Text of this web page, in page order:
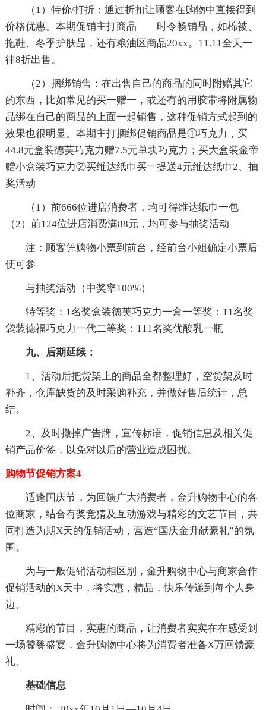
（1）特价/打折：通过折扣让顾客在购物中直接得到
价格优惠。本期促销主打商品——时令畅销品，如棉被、
拖鞋、冬季护肤品，还有粮油区商品20xx。11.11全天一
律8折出售。
（2）捆绑销售：在出售自己的商品的同时附赠其它
的东西，比如常见的买一赠一，或还有的用胶带将附属物
品绑在自己的商品的上面一起销售，这种促销方式起到的
效果也很明显。本期主打捆绑促销商品是①巧克力，买
44.8元盒装德芙巧克力赠7.5元单块巧克力；买大盒装金帝
赠小盒装巧克力②买维达纸巾买一提送4元维达纸巾2、抽
奖活动
（1）前666位进店消费者，均可得维达纸巾一包
（2）前124位进店消费满88元，均可参与抽奖活动
注：顾客凭购物小票到前台，经前台小姐确定小票后
便可参
与抽奖活动（中奖率100%）
特等奖：1名奖盒装德芙巧克力一盒一等奖：11名奖
袋装德福巧克力一代二等奖：111名奖优酸乳一瓶
九、后期延续：
1、活动后把货架上的商品全都整理好，空货架及时
补齐，仓库缺货的及时采购补充，并做好售后统计，总
结。
2、及时撤掉广告牌，宣传标语，促销信息及相关促
销产品价签，以免对以后的营业造成困扰。
购物节促销方案4
适逢国庆节，为回馈广大消费者，金升购物中心的各
位商家，结合有奖竞猜及互动游戏与精彩的文艺节目，共
同打造为期X天的促销活动，营造“国庆金升献豪礼”的氛
围。
为与一般促销活动相区别，金升购物中心与商家合作
促销活动的X天中，将实惠，精品，快乐传递到每个人身
边。
精彩的节目，实惠的商品，让消费者实实在在感受到
一场饕餮盛宴，金升购物中心将为消费者准备X万回馈豪
礼。
基础信息